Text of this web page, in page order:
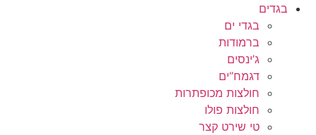
בגדים
בגדי ים
ברמודות
ג’ינסים
דגמח”ים
חולצות מכופתרות
חולצות פולו
טי שירט קצר